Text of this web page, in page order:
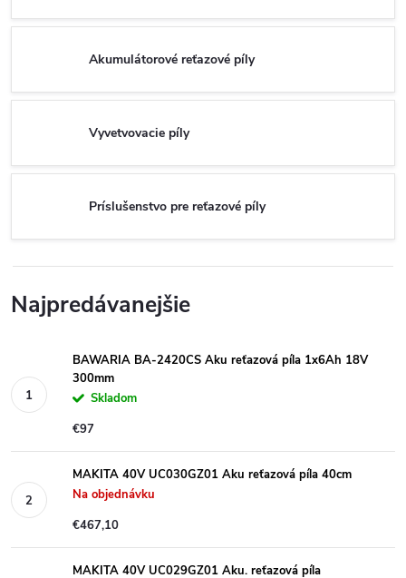
Akumulátorové reťazové píly
Vyvetvovacie píly
Príslušenstvo pre reťazové píly
Najpredávanejšie
BAWARIA BA-2420CS Aku reťazová píla 1x6Ah 18V
300mm
Skladom
€97
MAKITA 40V UC030GZ01 Aku reťazová píla 40cm
Na objednávku
€467,10
MAKITA 40V UC029GZ01 Aku. reťazová píla